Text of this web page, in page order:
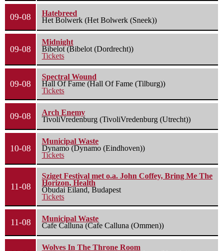
09-08
Hatebreed
Het Bolwerk (Het Bolwerk (Sneek))
09-08
Midnight
Bibelot (Bibelot (Dordrecht))
Tickets
09-08
Spectral Wound
Hall Of Fame (Hall Of Fame (Tilburg))
Tickets
09-08
Arch Enemy
TivoliVredenburg (TivoliVredenburg (Utrecht))
10-08
Municipal Waste
Dynamo (Dynamo (Eindhoven))
Tickets
11-08
Sziget Festival met o.a. John Coffey, Bring Me The
Horizon, Health
Óbudai Eiland, Budapest
Tickets
11-08
Municipal Waste
Cafe Calluna (Cafe Calluna (Ommen))
Wolves In The Throne Room